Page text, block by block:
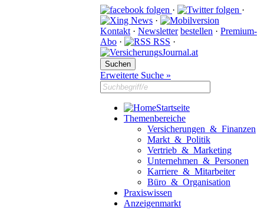
·
·
·
Kontakt · Newsletter bestellen · Premium-
Abo · RSS ·
Erweiterte Suche »
Startseite
Themenbereiche
Versicherungen & Finanzen
Markt & Politik
Vertrieb & Marketing
Unternehmen & Personen
Karriere & Mitarbeiter
Büro & Organisation
Praxiswissen
Anzeigenmarkt